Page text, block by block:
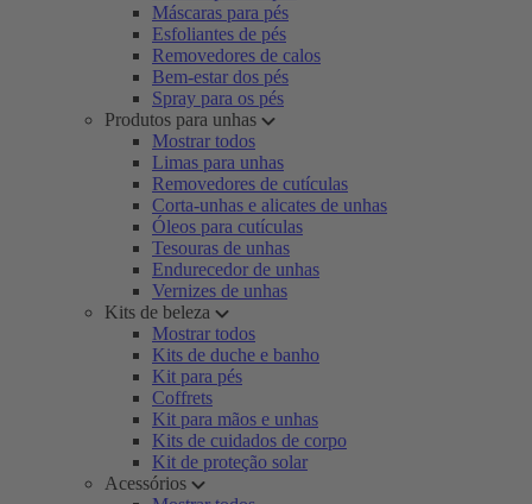
Máscaras para pés
Esfoliantes de pés
Removedores de calos
Bem-estar dos pés
Spray para os pés
Produtos para unhas
Mostrar todos
Limas para unhas
Removedores de cutículas
Corta-unhas e alicates de unhas
Óleos para cutículas
Tesouras de unhas
Endurecedor de unhas
Vernizes de unhas
Kits de beleza
Mostrar todos
Kits de duche e banho
Kit para pés
Coffrets
Kit para mãos e unhas
Kits de cuidados de corpo
Kit de proteção solar
Acessórios